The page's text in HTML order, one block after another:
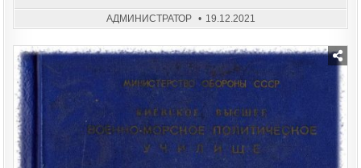
(24
АДМИНИСТРАТОР 19.12.2021
Posted